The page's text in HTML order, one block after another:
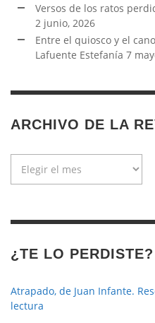
Versos de los ratos
2 junio, 2026
Entre el quiosco y el
Lafuente Estefanía 7
ARCHIVO DE LA
¿TE LO PERDISTE?
Atrapado, de Juan Infante.
lectura